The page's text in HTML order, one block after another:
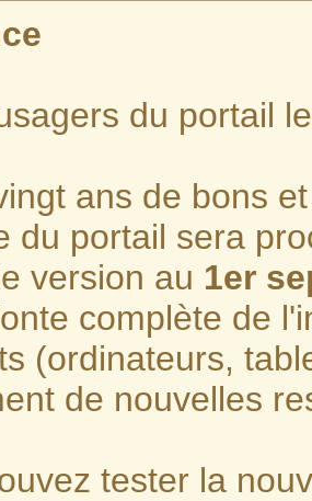
du portail
ans de bons
du portail sera
version au 1er
complète de
(ordinateurs,
de nouvelles
tester la